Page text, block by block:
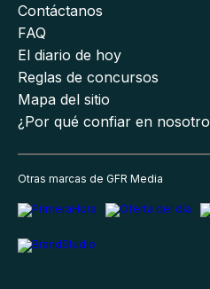
Contáctanos
FAQ
El diario de hoy
Reglas de concursos
Mapa del sitio
¿Por qué confiar en
Otras marcas de GFR Media